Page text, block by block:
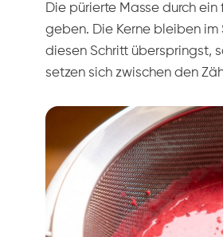
Die pürierte Masse durch
geben. Die Kerne bleiben
diesen Schritt überspringst,
setzen sich zwischen den